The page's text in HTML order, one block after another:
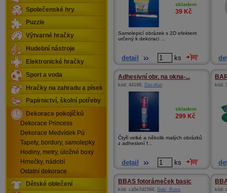
skladem
39 Kč
Samolepicí obrázek s 2D efektem
určený k dekoraci ...
detail ks
Adhesivní obr. na okna-...
kód: 44196, Decofun
skladem
299 Kč
Čtyři velké a několik malých obrázků
z adhesivní f...
detail ks
kód:
BBAS fotorámeček basic
kód: ca5e7d1594, Suki, Russ kód:
Společenské hry
Puzzle
Výtvarné hračky
Hudební nástroje
Elektronické hračky
Sport a voda
Hračky na zahradu a písek
Papírnictví, školní potřeby
Dekorace pokojíčků
Dekorace Princess
Dekorace Medvídek Pú
Tapety, bordury, samolepky
Hodiny, metry, úložné boxy
Hrnečky, nádobí
Ostatní dekorace
Dětské oblečení